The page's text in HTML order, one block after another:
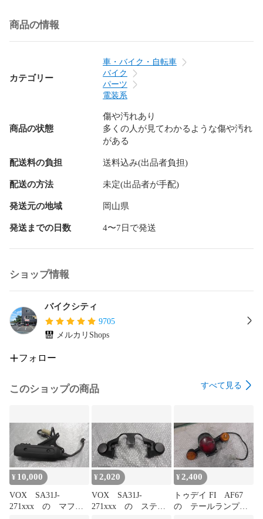
商品の情報
カテゴリー
車・バイク・自転車
バイク
パーツ
電装系
商品の状態
傷や汚れあり
多くの人が見てわかるような傷や汚れ
がある
配送料の負担 送料込み(出品者負担)
配送の方法 未定(出品者が手配)
発送元の地域 岡山県
発送までの日数 4〜7日で発送
ショップ情報
バイクシティ
9705
メルカリShops
フォロー
このショップの商品 すべて見る
¥ 10,000
VOX SA31J-
271xxx の マフラ
¥ 2,020
VOX SA31J-
271xxx の ステム
¥ 2,400
トゥデイ FI AF67
の テールランプウ